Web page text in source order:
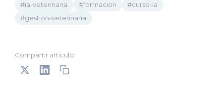
#ia-veterinaria #formacion
#curso-ia
#gestion-veterinaria
Compartir articulo: